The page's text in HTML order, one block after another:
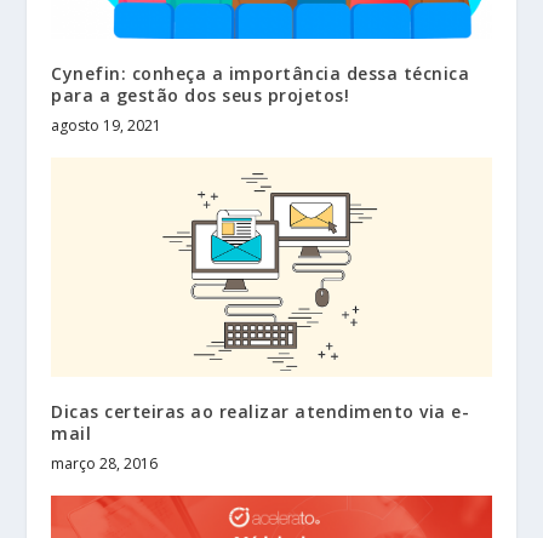
Cynefin: conheça a importância dessa técnica
para a gestão dos seus projetos!
agosto 19, 2021
Dicas certeiras ao realizar atendimento via e-
mail
março 28, 2016